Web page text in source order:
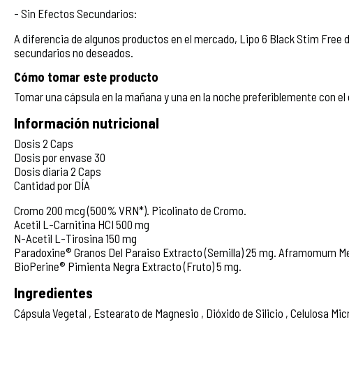
- Sin Efectos Secundarios:
A diferencia de algunos productos en el mercado, Lipo 6 Black Stim
secundarios no deseados.
Cómo tomar este producto
Tomar una cápsula en la mañana y una en la noche preferiblemente con el
Información nutricional
Dosis 2 Caps
Dosis por envase 30
Dosis diaria 2 Caps
Cantidad por DÍA
Cromo 200 mcg (500% VRN*). Picolinato de Cromo.
Acetil L-Carnitina HCI 500 mg
N-Acetil L-Tirosina 150 mg
Paradoxine® Granos Del Paraiso Extracto (Semilla) 25 mg. Aframomum
BioPerine® Pimienta Negra Extracto (Fruto) 5 mg.
Ingredientes
Cápsula Vegetal , Estearato de Magnesio , Dióxido de Silicio , Celulosa